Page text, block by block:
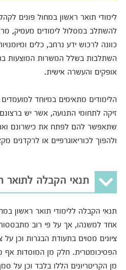
לימודי תואר ראשון במחול פונים
להשתלב במסלול לימודים מעמיק,
כוונה לרכוש ידע נרחב, כלים
השתלבות בשלל המשרות המוצעות
אופקים והעשרה אישית.
הלימודים מתאימים במיוחד למועמדים
זיקה לתחומי התנועה, אשר יש
שתאפשר להם לפתח את כישרונם
ולהפוך לכוריאוגרפיים או לרקדנים
תנאי הקבלה לתואר
תנאי הקבלה ללימודי תואר ראשון
אחד למשנהו, אך על פי רוב
ציונים מסוים בתעודת הבגרות וכן על
הפסיכומטרית. חלק מן המוסדות
מן הקריטריונים הללו בלבד וכן על